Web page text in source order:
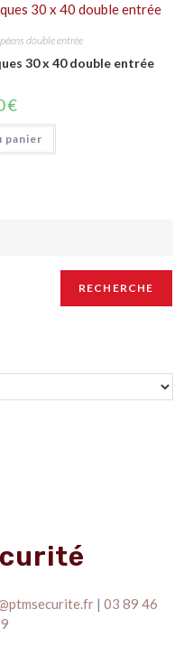
double entrée
30 x 40 double entrée
€
panier
RECHERCHE
| 03 89 46